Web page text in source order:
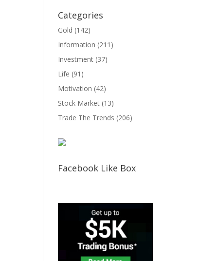
Categories
Gold (142)
Information (211)
Investment (37)
Life (91)
Motivation (42)
Stock Market (13)
Trade The Trends (206)
Facebook Like Box